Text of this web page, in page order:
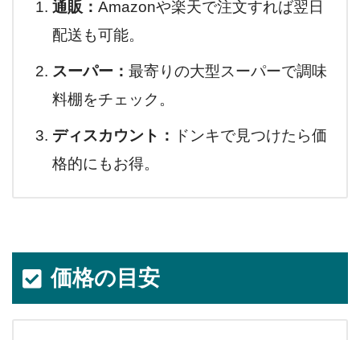
通販： Amazonや楽天で注文すれば翌日
配送も可能。
スーパー： 最寄りの大型スーパーで調味
料棚をチェック。
ディスカウント：
ドンキで見つけたら価
格的にもお得。
価格の目安